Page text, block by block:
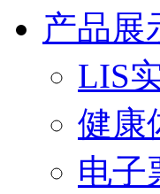
产品展
LIS
健康
电子